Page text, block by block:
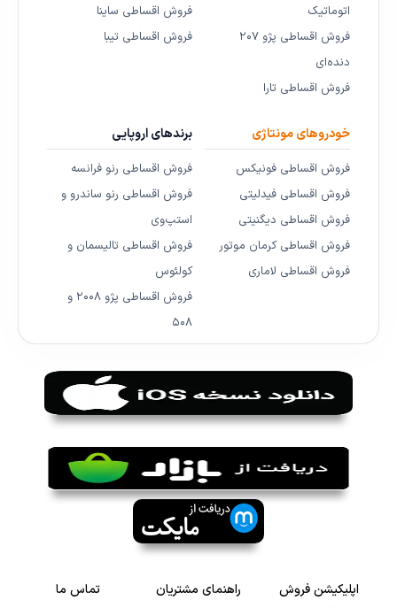
اتوماتیک
فروش اقساطی پژو ۲۰۷
دنده‌ای
فروش اقساطی تارا
فروش اقساطی ساینا
فروش اقساطی تیبا
خودروهای مونتاژی
فروش اقساطی فونیکس
فروش اقساطی فیدلیتی
فروش اقساطی دیگنیتی
فروش اقساطی کرمان موتور
فروش اقساطی لاماری
برندهای اروپایی
فروش اقساطی رنو فرانسه
فروش اقساطی رنو ساندرو و
استپ‌وی
فروش اقساطی تالیسمان و
کولئوس
فروش اقساطی پژو ۲۰۰۸ و
۵۰۸
اپلیکیشن فروش
راهنمای مشتریان تماس ما